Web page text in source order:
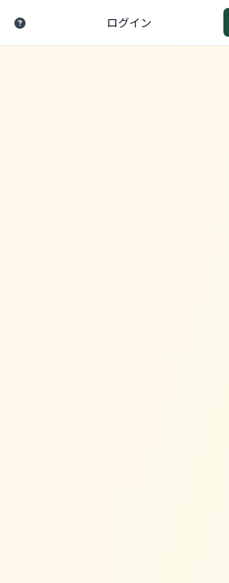
ログイン